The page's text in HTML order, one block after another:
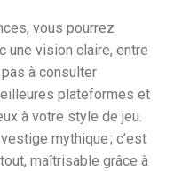
vous pourrez
une vision claire, entre
à consulter
plateformes et
à votre style de jeu.
mythique ; c’est
maîtrisable grâce à